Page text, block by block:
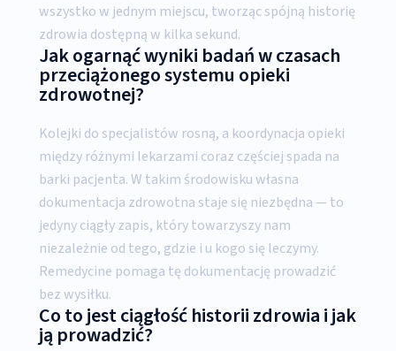
wszystko w jednym miejscu, tworząc spójną historię
zdrowia dostępną w kilka sekund.
Jak ogarnąć wyniki badań w czasach
przeciążonego systemu opieki
zdrowotnej?
Kolejki do specjalistów rosną, a koordynacja opieki
między różnymi lekarzami coraz częściej spada na
barki pacjenta. W takim środowisku własna
dokumentacja zdrowotna staje się niezbędna — to
jedyny ciągły zapis, który towarzyszy nam
niezależnie od tego, gdzie i u kogo się leczymy.
Remedycine pomaga tę dokumentację prowadzić
bez wysiłku.
Co to jest ciągłość historii zdrowia i jak
ją prowadzić?